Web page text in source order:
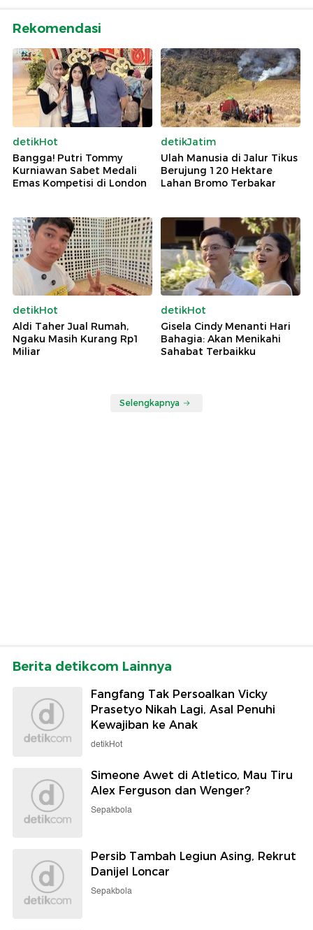
Rekomendasi
detikHot
Bangga! Putri Tommy
Kurniawan Sabet Medali
Emas Kompetisi di London
detikJatim
Ulah Manusia di Jalur Tikus
Berujung 120 Hektare
Lahan Bromo Terbakar
detikHot
Aldi Taher Jual Rumah,
Ngaku Masih Kurang Rp1
Miliar
detikHot
Gisela Cindy Menanti Hari
Bahagia: Akan Menikahi
Sahabat Terbaikku
Selengkapnya
Berita detikcom Lainnya
Fangfang Tak Persoalkan Vicky
Prasetyo Nikah Lagi, Asal Penuhi
Kewajiban ke Anak
detikHot
Simeone Awet di Atletico, Mau Tiru
Alex Ferguson dan Wenger?
Sepakbola
Persib Tambah Legiun Asing, Rekrut
Danijel Loncar
Sepakbola